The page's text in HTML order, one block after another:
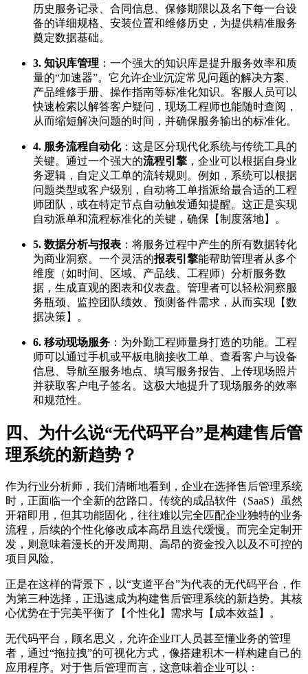
历史服务记录、合同信息、保修期限以及名下每一台设
备的详细规格、安装位置和维修历史，为提供精准服务
奠定数据基础。
3. 知识库管理 ：一个强大的知识库是提升服务效率和质
量的“加速器”。它允许企业沉淀常见问题的解决方案、
产品维修手册、操作指南等标准化知识。客服人员可以
快速检索以解答客户疑问，现场工程师也能随时查阅，
从而缩短解决问题的时间，并确保服务输出的标准化。
4. 服务流程自动化：这是区分现代化系统与传统工具的
关键。通过一个强大的流程引擎 ，企业可以根据自身业
务逻辑，自定义工单的流转规则。例如，系统可以根据
问题类型或客户级别，自动将工单指派给最合适的工程
师团队，或在特定节点自动触发通知提醒。这正是实现
自动派单和流程标准化的关键，确保【制度落地】。
5. 数据分析与报表 ：将服务过程中产生的所有数据转化
为商业洞察。一个灵活的报表引擎能帮助管理者从多个
维度（如时间、区域、产品线、工程师）分析服务数
据，生成直观的图表和仪表盘。管理者可以轻松洞察服
务瓶颈、监控团队绩效、预测备件需求，从而实现【数
据决策】。
6. 移动现场服务 ：为外勤工程师量身打造的功能。工程
师可以通过手机或平板电脑接收工单、查看客户与设备
信息、导航至服务地点、填写服务报告、上传现场照片
并获取客户电子签名。这极大地提升了现场服务的效率
和规范性。
四、为什么说“无代码平台”是构建售后管
理系统的新趋势？
作为行业分析师，我们清晰地看到，企业在选择售后管理系统
时，正面临一个全新的岔路口。传统的成品软件（SaaS）虽然
开箱即用，但其功能固化，往往难以完全匹配企业独特的业务
流程，后续的个性化修改成本高昂且迭代缓慢。而完全定制开
发，则意味着漫长的开发周期、高昂的资金投入以及不可控的
项目风险。
正是在这样的背景下，以“支道平台”为代表的无代码平台，作
为第三种选择，正迅速成为构建售后管理系统的新趋势。其核
心优势在于完美平衡了【个性化】需求与【成本效益】。
无代码平台，顾名思义，允许企业IT人员甚至懂业务的管理
者，通过“拖拉拽”的可视化方式，像搭建积木一样构建自己的
应用程序。对于售后管理而言，这意味着企业可以：